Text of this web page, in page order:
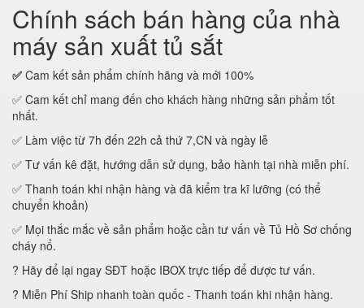
Chính sách bán hàng của nhà
máy sản xuất tủ sắt
✅ Cam kết sản phẩm chính hãng và mới 100%
✅ Cam kết chỉ mang đến cho khách hàng những sản phẩm tốt
nhất.
✅ Làm việc từ 7h đến 22h cả thứ 7,CN và ngày lễ
✅ Tư vấn kê đặt, hướng dẫn sử dụng, bảo hành tại nhà miễn phí.
✅ Thanh toán khi nhận hàng và đã kiểm tra kĩ lưỡng (có thể
chuyển khoản)
✅ Mọi thắc mắc về sản phẩm hoặc cần tư vấn về Tủ Hồ Sơ chống
cháy nổ.
? Hãy để lại ngay SĐT hoặc IBOX trực tiếp để được tư vấn.
? Miễn Phí Ship nhanh toàn quốc - Thanh toán khi nhận hàng.